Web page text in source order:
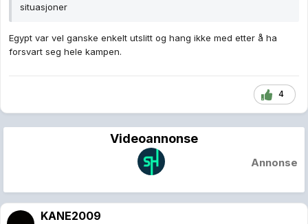
situasjoner
Egypt var vel ganske enkelt utslitt og hang ikke med etter å ha
forsvart seg hele kampen.
4
Videoannonse
Annonse
KANE2009